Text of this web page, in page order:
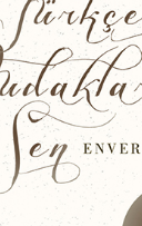
ŞİFREMİ UNUTTUM